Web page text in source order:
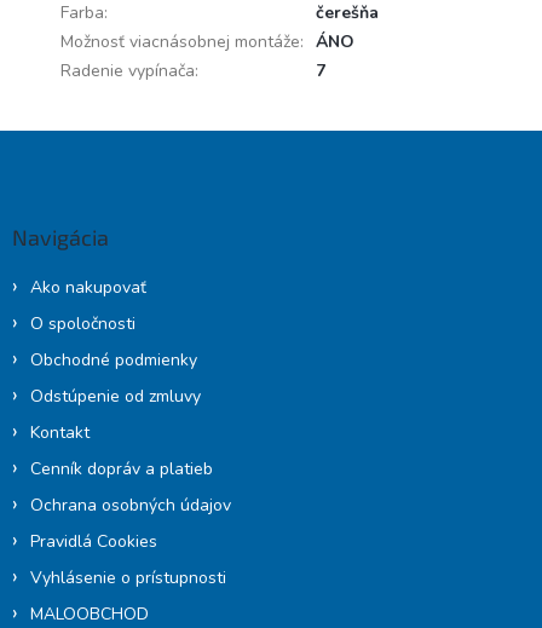
Farba:
čerešňa
Možnosť viacnásobnej montáže: ÁNO
Radenie vypínača: 7
Navigácia
Ako nakupovať
O spoločnosti
Obchodné podmienky
Odstúpenie od zmluvy
Kontakt
Cenník dopráv a platieb
Ochrana osobných údajov
Pravidlá Cookies
Vyhlásenie o prístupnosti
MALOOBCHOD